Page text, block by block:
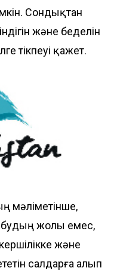
Сондықтан
және беделін
тікпеуі қажет.
мәліметінше,
жолы емес,
және
салдарға алып